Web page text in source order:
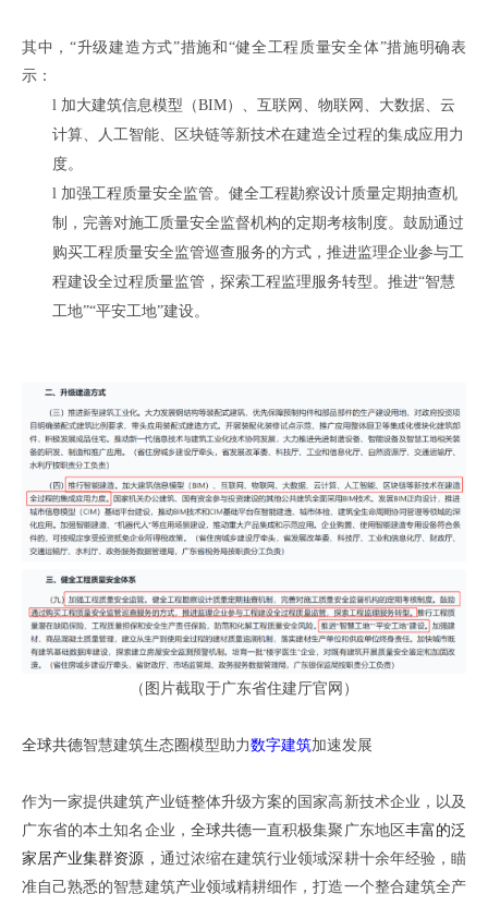
其中，“升级建造方式”措施和“健全工程质量安全体”措施明确表
示：
l 加大建筑信息模型（BIM）、互联网、物联网、大数据、云
计算、人工智能、区块链等新技术在建造全过程的集成应用力
度。
l 加强工程质量安全监管。健全工程勘察设计质量定期抽查机
制，完善对施工质量安全监督机构的定期考核制度。鼓励通过
购买工程质量安全监管巡查服务的方式，推进监理企业参与工
程建设全过程质量监管，探索工程监理服务转型。推进“智慧
工地”“平安工地”建设。
（图片截取于广东省住建厅官网）
全球共德智慧建筑生态圈模型助力数字建筑加速发展
作为一家提供建筑产业链整体升级方案的国家高新技术企业，以及
广东省的本土知名企业， 全球共德一直积极集聚广东地区丰富的泛
家居产业集群资源， 通过浓缩在建筑行业领域深耕十余年经验，瞄
准自己熟悉的智慧建筑产业领域精耕细作，打造一个整合建筑全产